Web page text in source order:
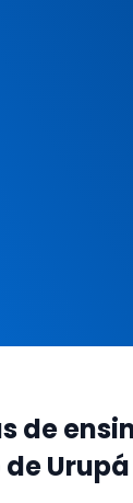
de
Urupá